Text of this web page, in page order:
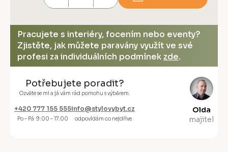
Pracujete s interiéry, focením nebo eventy?
Zjistěte, jak můžete paravány využít ve své
profesi za individuálních podmínek zde.
Potřebujete poradit?
Ozvěte se mi a já vám rád pomohu s výběrem.
+420 777 155 555
Po – Pá 9:00 – 17:00
info@stylovybyt.cz
odpovídám co nejdříve
Olda
majitel